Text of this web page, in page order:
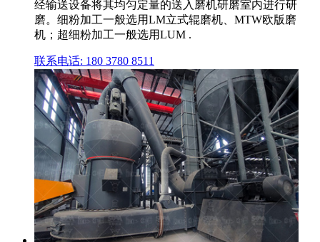
经输送设备将其均匀定量的送入磨机研磨室内进行研
磨。细粉加工一般选用LM立式辊磨机、MTW欧版磨
机；超细粉加工一般选用LUM .
联系电话: 180 3780 8511